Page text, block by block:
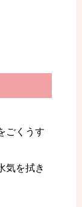
ごくうす
気を拭き